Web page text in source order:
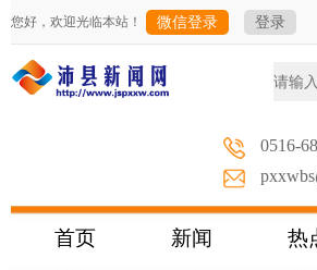
您好，欢迎光临本站！ 微信登录 登录
0516-
首页 新闻 热